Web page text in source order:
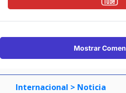
Mostrar
Internacional > Noticia